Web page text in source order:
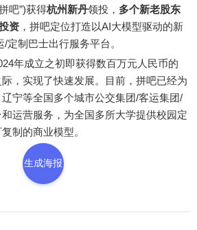
吧”)获得杭州新丹领投， 多个新老股东
资 ，拼吧定位打造以AI大模型驱动的新
定制巴士出行服务平台。
年成立之初即获得数百万元人民币的
，实现了快速发展。目前，拼吧已经为
宁等全国多个城市公交集团/客运集团/
运营服务，为全国多所大学提供校园定
制的商业模型。
生成海报